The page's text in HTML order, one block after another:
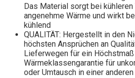
Das Material sorgt bei
angenehme Wärme und wirkt
kühlend
QUALITÄT: Hergestellt in den
höchsten Ansprüchen an
Lieferwegen für ein
Wärmeklassengarantie für
oder Umtausch in einer